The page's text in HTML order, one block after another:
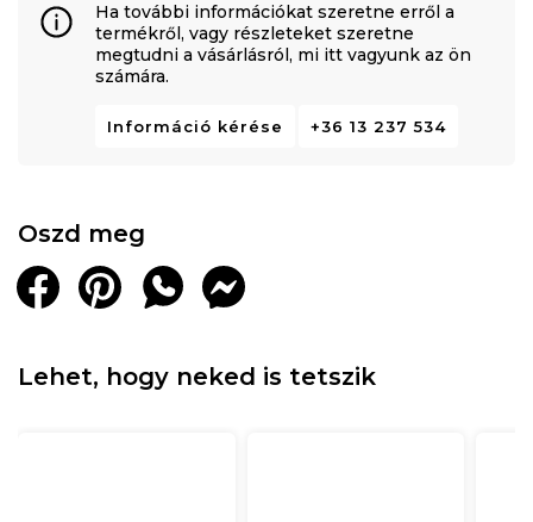
Ha további információkat szeretne erről a
termékről, vagy részleteket szeretne
megtudni a vásárlásról, mi itt vagyunk az ön
számára.
Információ kérése +36 13 237 534
Oszd meg
Lehet, hogy neked is tetszik